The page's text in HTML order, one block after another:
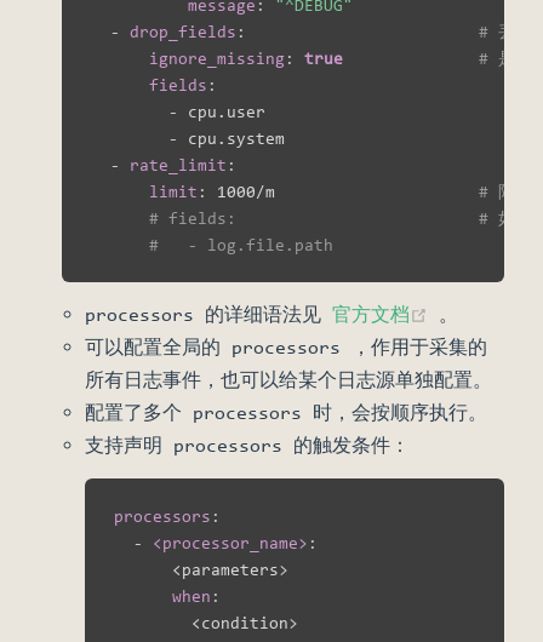
message :
"^DEBUG"
-
drop_fields :
# 丢弃
ignore_missing : true
# 是否
fields :
-
cpu.user
-
cpu.system
-
rate_limit :
limit : 1000/m # 限制
# fields:                         # 如果设置 fields
#   - log.file.path
processors 的详细语法见官方文档 (opens
。
可以配置全局的 processors ，作用于采集的
所有日志事件，也可以给某个日志源单独配置。
配置了多个 processors 时，会按顺序执行。
支持声明 processors 的触发条件：
processors :
-
<processor_name> :
      <parameters
>
when :
        <condition
>